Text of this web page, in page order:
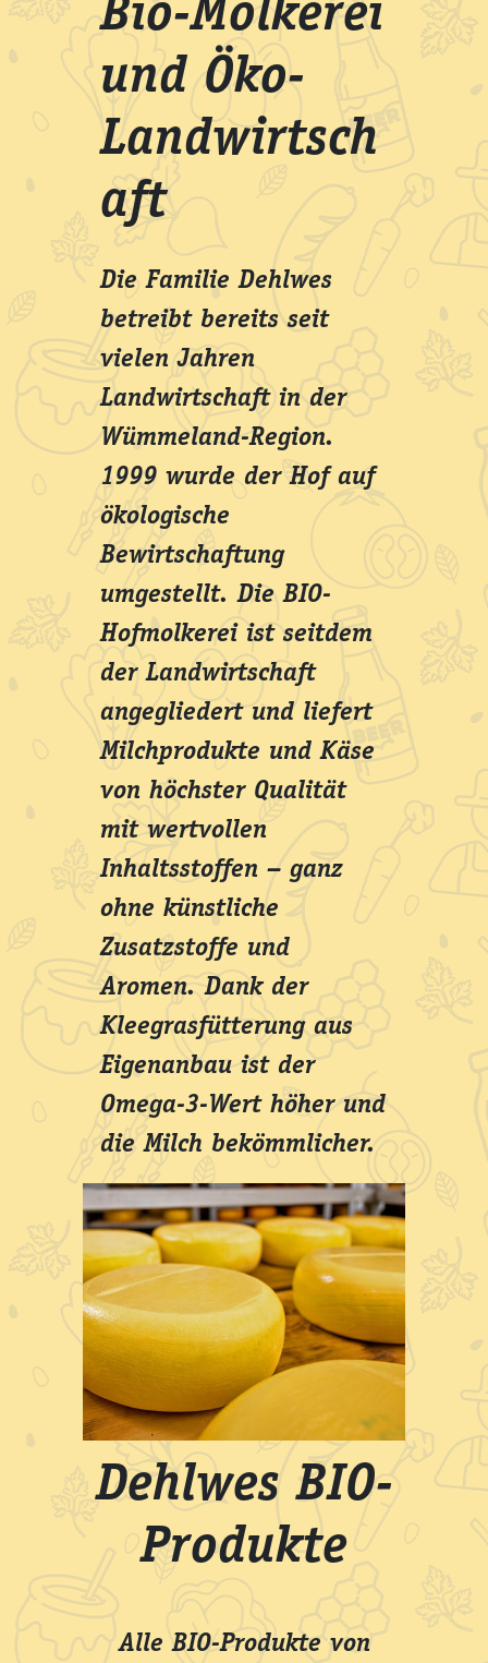
Bio-Molkerei
und Öko-
Landwirtsch
aft
Die Familie Dehlwes
betreibt bereits seit
vielen Jahren
Landwirtschaft in der
Wümmeland-Region.
1999 wurde der Hof auf
ökologische
Bewirtschaftung
umgestellt. Die BIO-
Hofmolkerei ist seitdem
der Landwirtschaft
angegliedert und liefert
Milchprodukte und Käse
von höchster Qualität
mit wertvollen
Inhaltsstoffen – ganz
ohne künstliche
Zusatzstoffe und
Aromen. Dank der
Kleegrasfütterung aus
Eigenanbau ist der
Omega-3-Wert höher und
die Milch bekömmlicher.
Dehlwes BIO-
Produkte
Alle BIO-Produkte von